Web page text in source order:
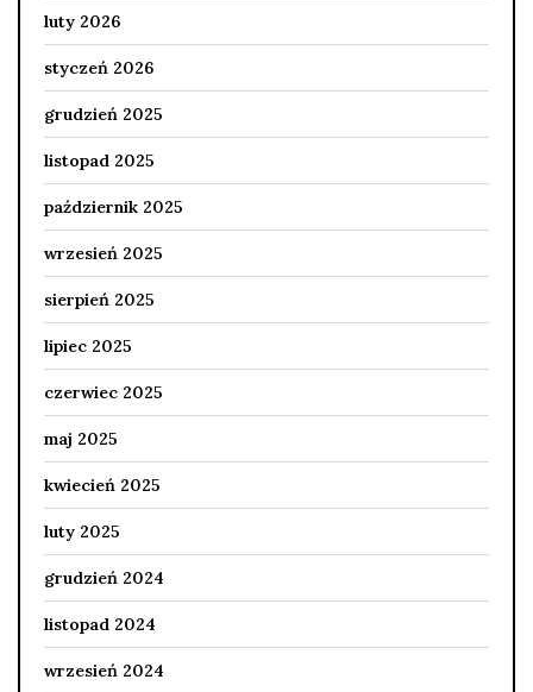
luty 2026
styczeń 2026
grudzień 2025
listopad 2025
październik 2025
wrzesień 2025
sierpień 2025
lipiec 2025
czerwiec 2025
maj 2025
kwiecień 2025
luty 2025
grudzień 2024
listopad 2024
wrzesień 2024